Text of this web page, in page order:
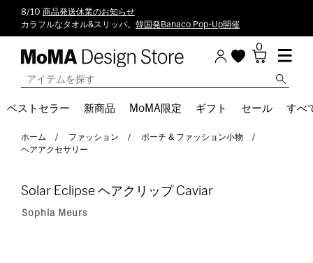
8/10 商品発送休業のお知らせ
カラフルなタオル&スリッパ。 韓国発Banaco Pop-Up開催
0
ベストセラー 新商品 MoMA限定 ギフト セール すべ
ホーム ファッション
ポーチ & ファッション小物
ヘアアクセサリー
Solar Eclipse ヘアクリップ Caviar
Sophia Meurs